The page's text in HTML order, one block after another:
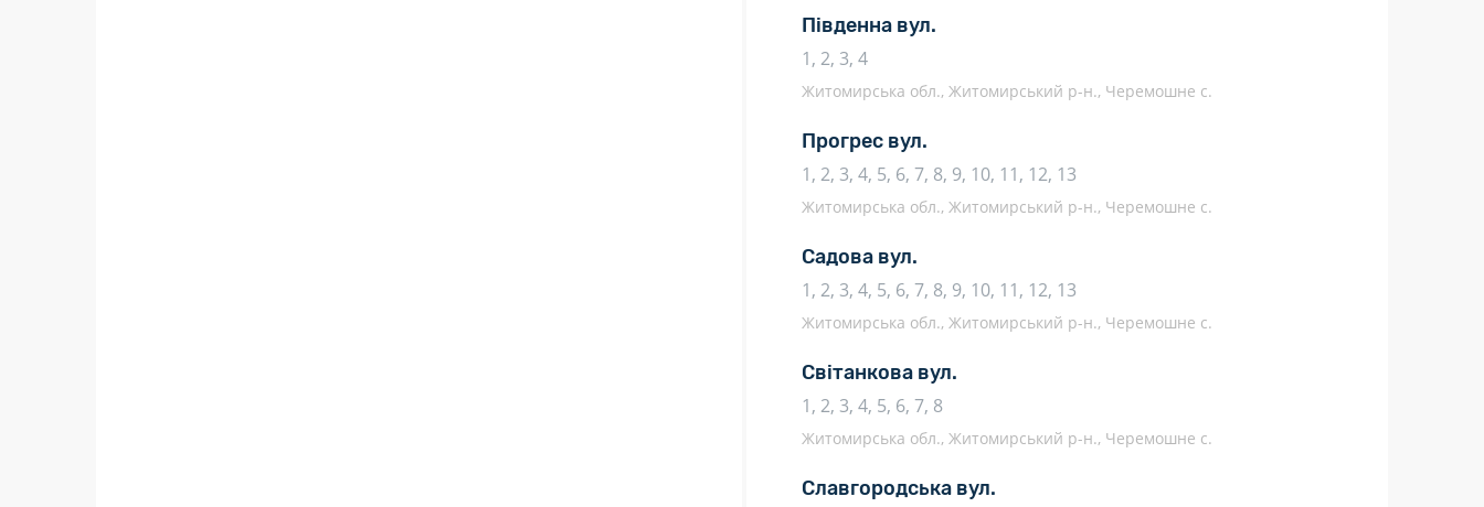
Південна вул.
1, 2, 3, 4
Житомирська обл., Житомирський р-н., Черемошне с.
Прогрес вул.
1, 2, 3, 4, 5, 6, 7, 8, 9, 10, 11, 12, 13
Житомирська обл., Житомирський р-н., Черемошне с.
Садова вул.
1, 2, 3, 4, 5, 6, 7, 8, 9, 10, 11, 12, 13
Житомирська обл., Житомирський р-н., Черемошне с.
Світанкова вул.
1, 2, 3, 4, 5, 6, 7, 8
Житомирська обл., Житомирський р-н., Черемошне с.
Славгородська вул.